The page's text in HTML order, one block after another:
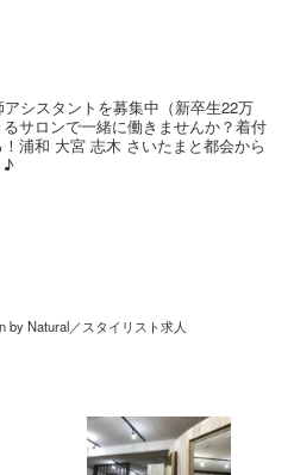
シスタントを募集中（新卒生22万
サロンで一緒に働きませんか？着付
浦和 大宮 志木 さいたまと都会から
♪
by Natural／スタイリスト求人